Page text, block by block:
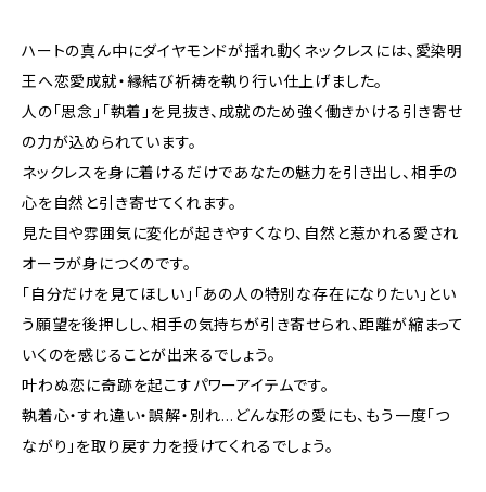
ハートの真ん中にダイヤモンドが揺れ動くネックレスには、愛染明
王へ恋愛成就・縁結び祈祷を執り行い仕上げました。
人の「思念」「執着」を見抜き、成就のため強く働きかける引き寄せ
の力が込められています。
ネックレスを身に着けるだけであなたの魅力を引き出し、相手の
心を自然と引き寄せてくれます。
見た目や雰囲気に変化が起きやすくなり、自然と惹かれる愛され
オーラが身につくのです。
「自分だけを見てほしい」「あの人の特別な存在になりたい」とい
う願望を後押しし、相手の気持ちが引き寄せられ、距離が縮まって
いくのを感じることが出来るでしょう。
叶わぬ恋に奇跡を起こすパワーアイテムです。
執着心・すれ違い・誤解・別れ…どんな形の愛にも、もう一度「つ
ながり」を取り戻す力を授けてくれるでしょう。